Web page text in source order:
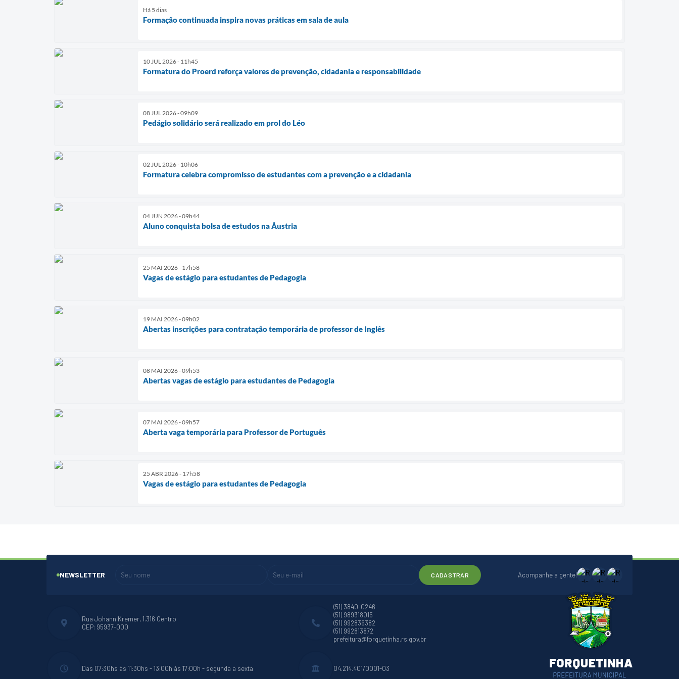
Há 5 dias
Formação continuada inspira novas práticas em sala de aula
10 JUL 2026 - 11h45
Formatura do Proerd reforça valores de prevenção, cidadania e responsabilidade
08 JUL 2026 - 09h09
Pedágio solidário será realizado em prol do Léo
02 JUL 2026 - 10h06
Formatura celebra compromisso de estudantes com a prevenção e a cidadania
04 JUN 2026 - 09h44
Aluno conquista bolsa de estudos na Áustria
25 MAI 2026 - 17h58
Vagas de estágio para estudantes de Pedagogia
19 MAI 2026 - 09h02
Abertas inscrições para contratação temporária de professor de Inglês
08 MAI 2026 - 09h53
Abertas vagas de estágio para estudantes de Pedagogia
07 MAI 2026 - 09h57
Aberta vaga temporária para Professor de Português
25 ABR 2026 - 17h58
Vagas de estágio para estudantes de Pedagogia
Acompanhe a gente!
Rua Johann Kremer, 1.316 Centro
CEP: 95937-000
(51) 3840-0246
(51) 989318015
(51) 992836382
(51) 992813872
prefeitura@forquetinha.rs.gov.br
Das 07:30hs às 11:30hs - 13:00h às 17:00h - segunda a sexta 04.214.401/0001-03
NEWSLETTER CADASTRAR